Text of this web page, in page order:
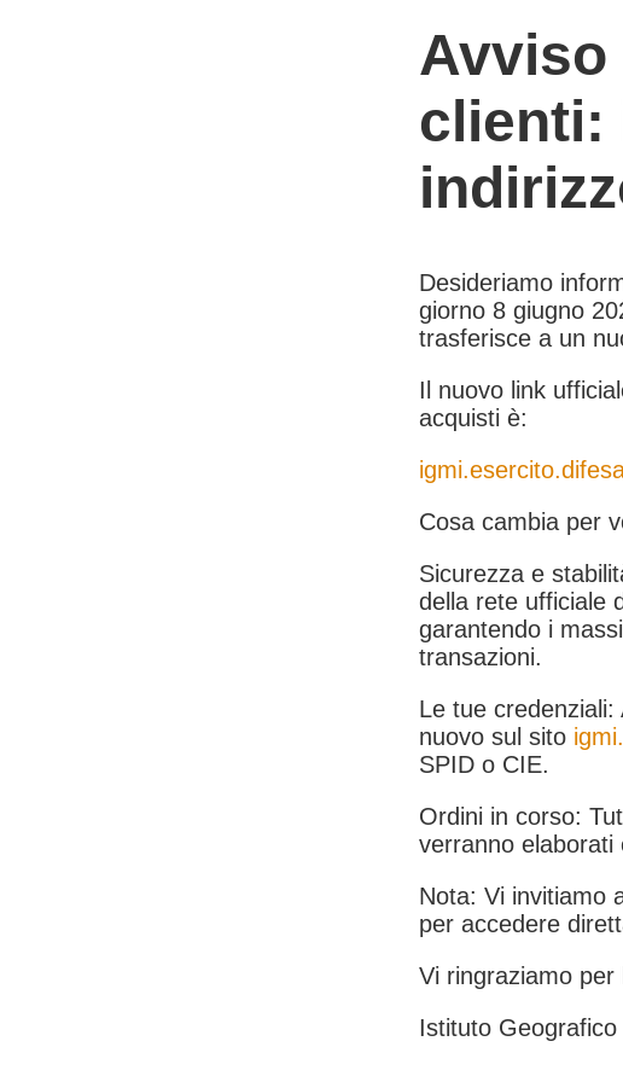
Avviso
clienti:
Desideriamo
giorno 8 giugno
trasferisce a un
Il nuovo link
acquisti è:
Cosa cambia per
Sicurezza e
della rete ufficiale
garantendo i
transazioni.
Le tue
nuovo sul sito
SPID o CIE.
Ordini in corso:
verranno elaborati
Nota: Vi invitiamo
per accedere
Vi ringraziamo per
Istituto Geografico